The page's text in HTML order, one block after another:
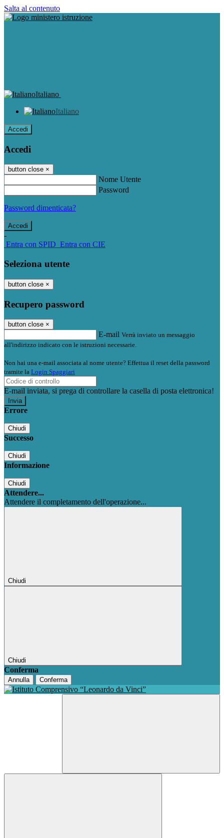
Salta al contenuto
Italiano
Italiano
Accedi
Accedi
button close ×
Nome Utente
Password
Password dimenticata?
-
Entra con SPID Entra con CIE
Seleziona utente
button close ×
Recupero password
button close ×
E-mail Verrà inviato un messaggio
all'indirizzo indicato con le istruzioni necessarie.
Non hai una e-mail associata al nome utente? Effettua il reset della password
tramite la Login Spaggiari
E-mail inviata, si prega di controllare la casella di posta elettronica!
Errore
Chiudi
Successo
Chiudi
Informazione
Chiudi
Attendere...
Attendere il completamento dell'operazione...
Chiudi
Chiudi
Conferma
Annulla Conferma